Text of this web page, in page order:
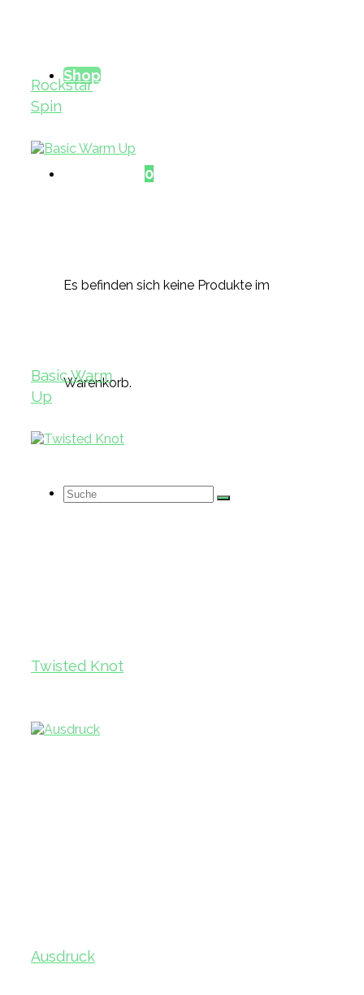
Shop
0
Es befinden sich keine Produkte im
Warenkorb.
Suche
Rockstar
Spin
Basic Warm
Up
Twisted Knot
Ausdruck